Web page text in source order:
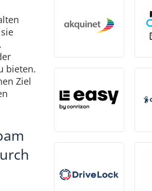
bieten.
Ziel